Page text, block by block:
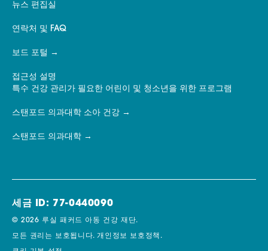
뉴스 편집실
연락처 및 FAQ
보드 포털
접근성 설명
특수 건강 관리가 필요한 어린이 및 청소년을 위한 프로그램
스탠포드 의과대학 소아 건강
스탠포드 의과대학
세금 ID: 77-0440090
© 2026 루실 패커드 아동 건강 재단.
모든 권리는 보호됩니다.개인정보 보호정책.